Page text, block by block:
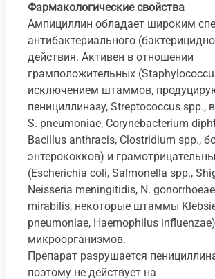
Фармакологические свойства
Ампициллин обладает широким
антибактериального
действия. Активен в отношении
грамположительных
исключением штаммов,
пенициллиназу, Streptococcus spp.,
S. pneumoniae, Corynebacterium
Bacillus anthracis, Clostridium spp.,
энтерококков) и
(Еscherichia coli, Salmonella spp.,
Neisseria meningitidis, N.
mirabilis, некоторые штаммы
pneumoniae, Haemophilus influenzae)
микроорганизмов.
Препарат разрушается
поэтому не действует на